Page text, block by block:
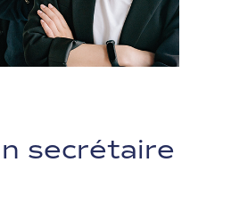
secrétaire